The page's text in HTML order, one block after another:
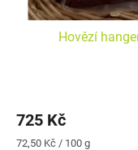
Hovězí
725 Kč
Měrná
72,50 Kč / 100 g